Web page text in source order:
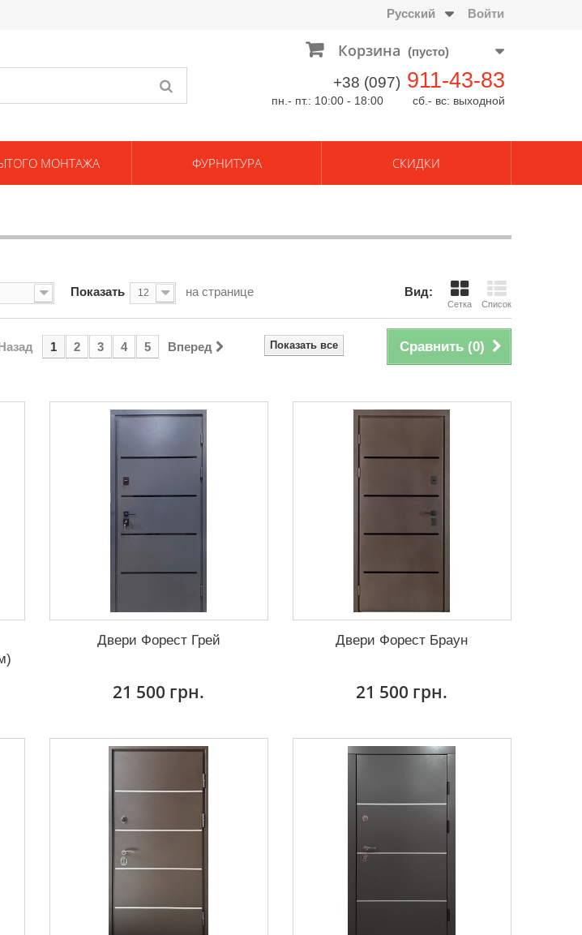
Войти
Русский
Корзина (пусто)
+38 (097) 911-43-83
пн.- пт.: 10:00 - 18:00 сб.- вс: выходной
МОНТАЖА ФУРНИТУРА СКИДКИ
Вид:
Сетка Список
Показать 12 на странице
Сравнить (0)
Показать все
1 2 3 4 5 Вперед
Двери Форест Грей
21 500 грн.
Двери Форест Браун
21 500 грн.